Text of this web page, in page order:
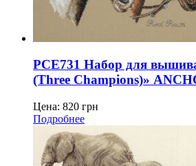
PCE731 Набор для
(Three Champions)»
Цена: 820 грн
Подробнее